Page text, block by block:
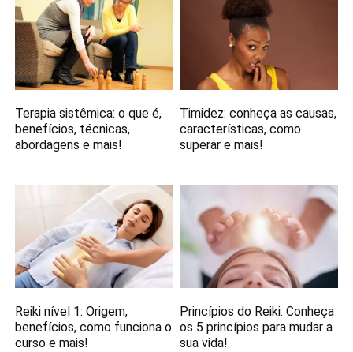
Terapia sistêmica: o que é,
benefícios, técnicas,
abordagens e mais!
Timidez: conheça as causas,
características, como
superar e mais!
Reiki nível 1: Origem,
benefícios, como funciona o
curso e mais!
Princípios do Reiki: Conheça
os 5 princípios para mudar a
sua vida!